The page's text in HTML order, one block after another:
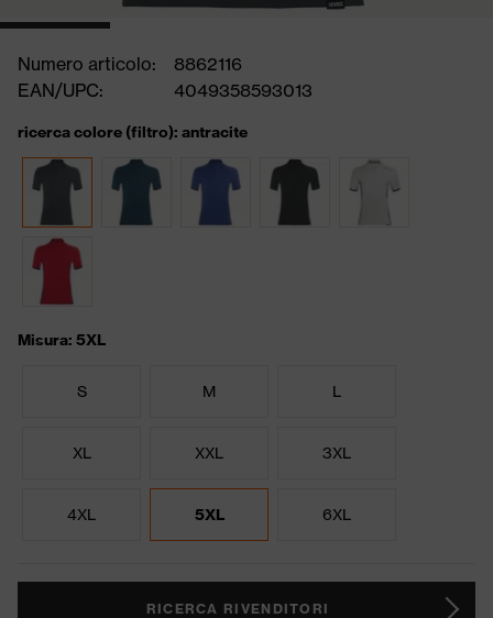
Numero articolo:
8862116
EAN/UPC:
4049358593013
ricerca colore (filtro): antracite
Misura: 5XL
S M L
XL XXL 3XL
4XL 5XL 6XL
RICERCA RIVENDITORI